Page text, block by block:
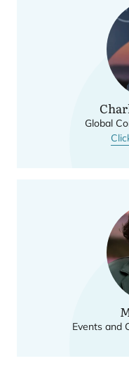
Global
Events and